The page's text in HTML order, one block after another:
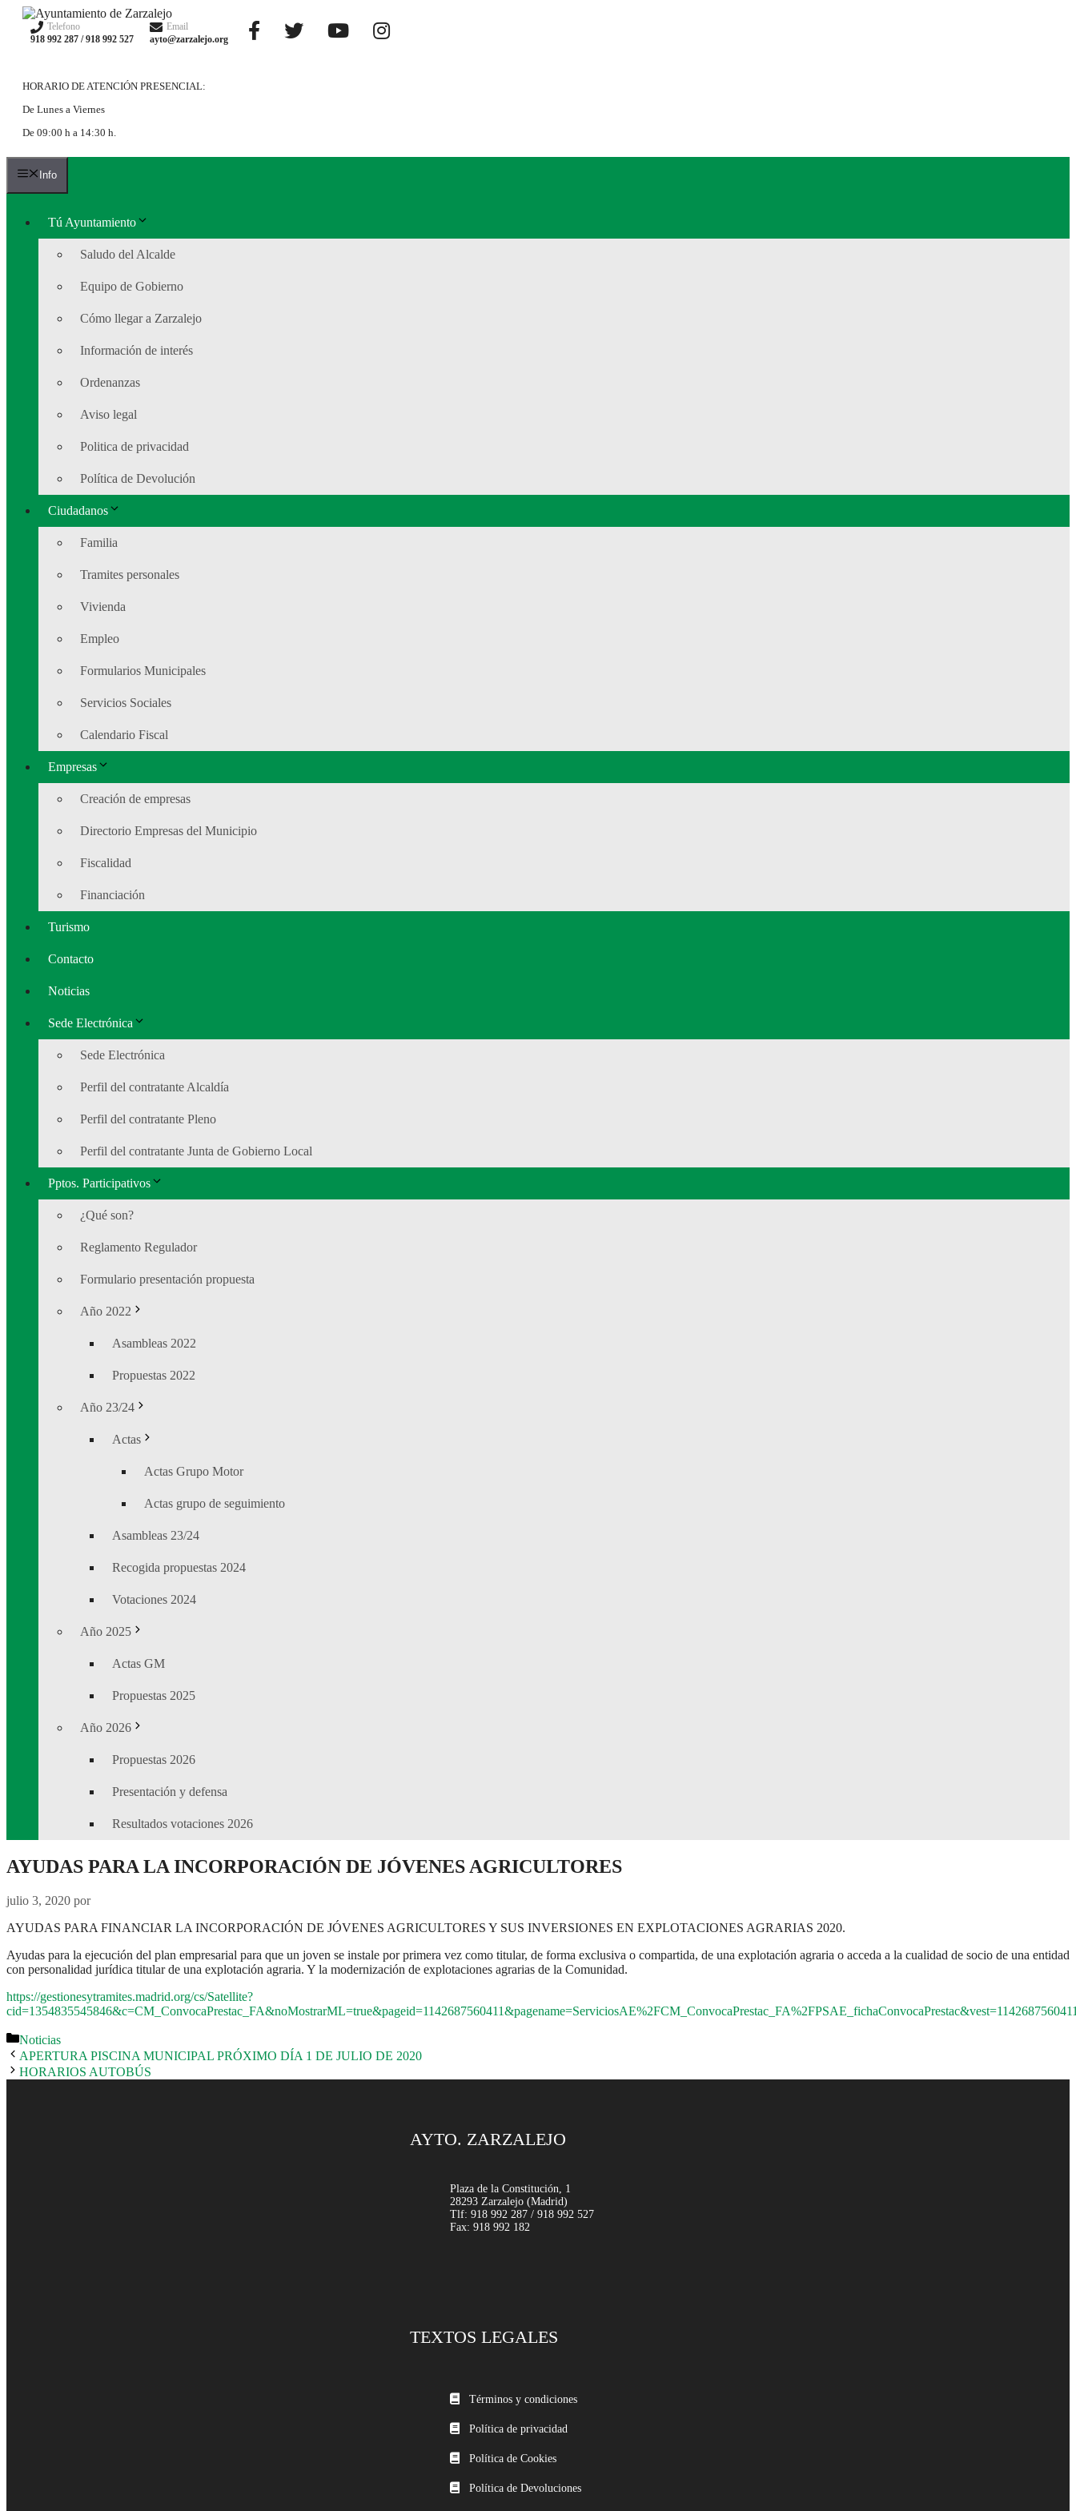
Saltar
contenido
Telefono
918 992 287 / 918 992 527
Email
ayto@zarzalejo.org
HORARIO DE ATENCIÓN PRESENCIAL:
De Lunes a Viernes
De 09:00 h a 14:30 h.
Info
Tú Ayuntamiento
Saludo del Alcalde
Equipo de Gobierno
Cómo llegar a Zarzalejo
Información de interés
Ordenanzas
Aviso legal
Politica de privacidad
Política de Devolución
Ciudadanos
Familia
Tramites personales
Vivienda
Empleo
Formularios Municipales
Servicios Sociales
Calendario Fiscal
Empresas
Creación de empresas
Directorio Empresas del Municipio
Fiscalidad
Financiación
Turismo
Contacto
Noticias
Sede Electrónica
Sede Electrónica
Perfil del contratante Alcaldía
Perfil del contratante Pleno
Perfil del contratante Junta de Gobierno Local
Pptos. Participativos
¿Qué son?
Reglamento Regulador
Formulario presentación propuesta
Año 2022
Asambleas 2022
Propuestas 2022
Año 23/24
Actas
Actas Grupo Motor
Actas grupo de seguimiento
Asambleas 23/24
Recogida propuestas 2024
Votaciones 2024
Año 2025
Actas GM
Propuestas 2025
Año 2026
Propuestas 2026
Presentación y defensa
Resultados votaciones 2026
AYUDAS PARA LA INCORPORACIÓN DE JÓVENES AGRICULTORES
julio 3, 2020 por
AYUDAS PARA FINANCIAR LA INCORPORACIÓN DE JÓVENES AGRICULTORES Y SUS INVERSIONES EN EXPLOTACIONES AGRARIAS 2020.
Ayudas para la ejecución del plan empresarial para que un joven se instale por primera vez como titular, de forma exclusiva o compartida, de una explotación agraria o acceda a la cualidad de socio de una entidad
con personalidad jurídica titular de una explotación agraria. Y la modernización de explotaciones agrarias de la Comunidad.
https://gestionesytramites.madrid.org/cs/Satellite?
Categorías
Noticias
APERTURA PISCINA MUNICIPAL PRÓXIMO DÍA 1 DE JULIO DE 2020
HORARIOS AUTOBÚS
AYTO. ZARZALEJO
Plaza de la Constitución, 1
28293 Zarzalejo (Madrid)
Tlf: 918 992 287 / 918 992 527
Fax: 918 992 182
TEXTOS LEGALES
Términos y condiciones
Política de privacidad
Política de Cookies
Política de Devoluciones